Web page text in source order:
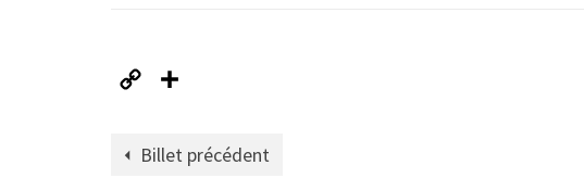
Copy
Billet précédent